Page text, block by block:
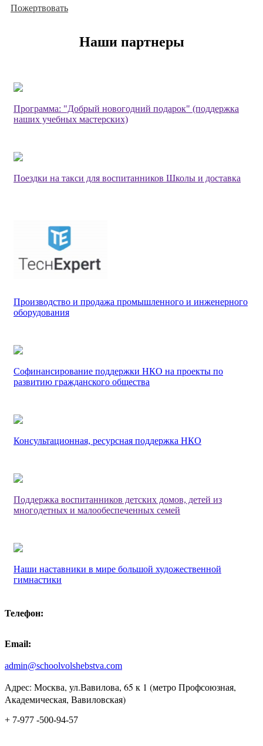
Пожертвовать
Наши партнеры
Программа: "Добрый новогодний подарок" (поддержка
наших учебных мастерских)
Поездки на такси для воспитанников Школы и доставка
Производство и продажа промышленного и инженерного
оборудования
Софинансирование поддержки НКО на проекты по
развитию гражданского общества
Консультационная, ресурсная поддержка НКО
Поддержка воспитанников детских домов, детей из
многодетных и малообеспеченных семей
Наши наставники в мире большой художественной
гимнастики
Телефон:
Email:
admin@schoolvolshebstva.com
Адрес: Москва, ул.Вавилова, 65 к 1 (метро Профсоюзная,
Академическая, Вавиловская)
+ 7-977 -500-94-57